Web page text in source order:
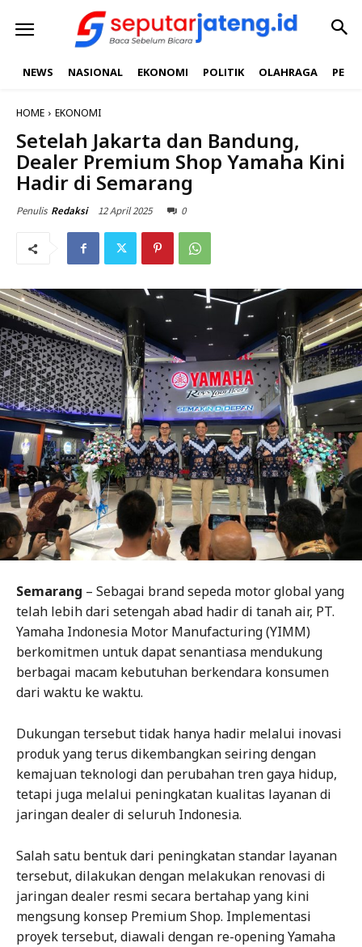
NEWS NASIONAL EKONOMI POLITIK OLAHRAGA
HOME EKONOMI
Setelah Jakarta dan Bandung,
Dealer Premium Shop Yamaha Kini
Hadir di Semarang
Penulis Redaksi 12 April 2025 0
Semarang – Sebagai brand sepeda motor global yang
telah lebih dari setengah abad hadir di tanah air, PT.
Yamaha Indonesia Motor Manufacturing (YIMM)
berkomitmen untuk dapat senantiasa mendukung
berbagai macam kebutuhan berkendara konsumen
dari waktu ke waktu.
Dukungan tersebut tidak hanya hadir melalui inovasi
produk yang terus dikembangkan seiring dengan
kemajuan teknologi dan perubahan tren gaya hidup,
tetapi juga melalui peningkatan kualitas layanan di
jaringan dealer di seluruh Indonesia.
Salah satu bentuk dari peningkatan standar layanan
tersebut, dilakukan dengan melakukan renovasi di
jaringan dealer resmi secara bertahap yang kini
mengsung konsep Premium Shop. Implementasi
proyek tersebut, diawali dengan re-opening Yamaha